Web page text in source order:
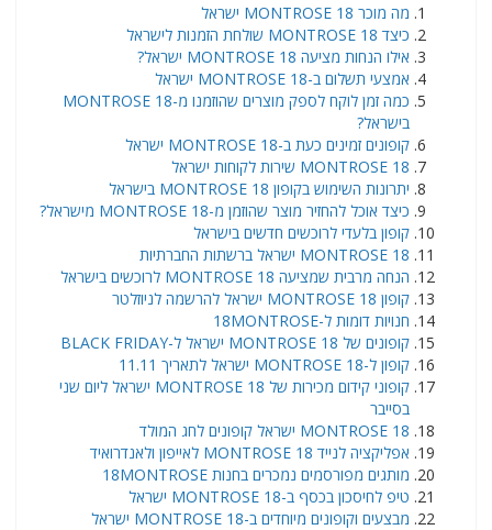
​מה מוכר 18 MONTROSE ישראל
כיצד 18 MONTROSE שולחת הזמנות לישראל
אילו הנחות מציעה 18 MONTROSE ישראל?
אמצעי תשלום ב-18 MONTROSE ישראל
כמה זמן לוקח לספק מוצרים שהוזמנו מ-18 MONTROSE
בישראל?
קופונים זמינים כעת ב-18 MONTROSE ישראל
18 MONTROSE שירות לקוחות ישראל
יתרונות השימוש בקופון 18 MONTROSE בישראל
כיצד אוכל להחזיר מוצר שהוזמן מ-18 MONTROSE מישראל?
קופון בלעדי לרוכשים חדשים בישראל
18 MONTROSE ישראל ברשתות החברתיות
הנחה מרבית שמציעה 18 MONTROSE לרוכשים בישראל
קופון 18 MONTROSE ישראל להרשמה לניוזלטר
חנויות דומות ל-18MONTROSE
קופונים של 18 MONTROSE ישראל ל-BLACK FRIDAY
קופון ל-18 MONTROSE ישראל לתאריך 11.11
קופוני קידום מכירות של 18 MONTROSE ישראל ליום שני
בסייבר
18 MONTROSE ישראל קופונים לחג המולד
אפליקציה לנייד 18 MONTROSE לאייפון ולאנדרואיד
מותגים מפורסמים נמכרים בחנות 18MONTROSE
טיפ לחיסכון בכסף ב-18 MONTROSE ישראל
מבצעים וקופונים מיוחדים ב-18 MONTROSE ישראל